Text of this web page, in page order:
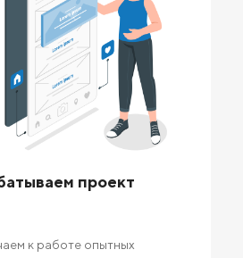
проект
к работе опытных